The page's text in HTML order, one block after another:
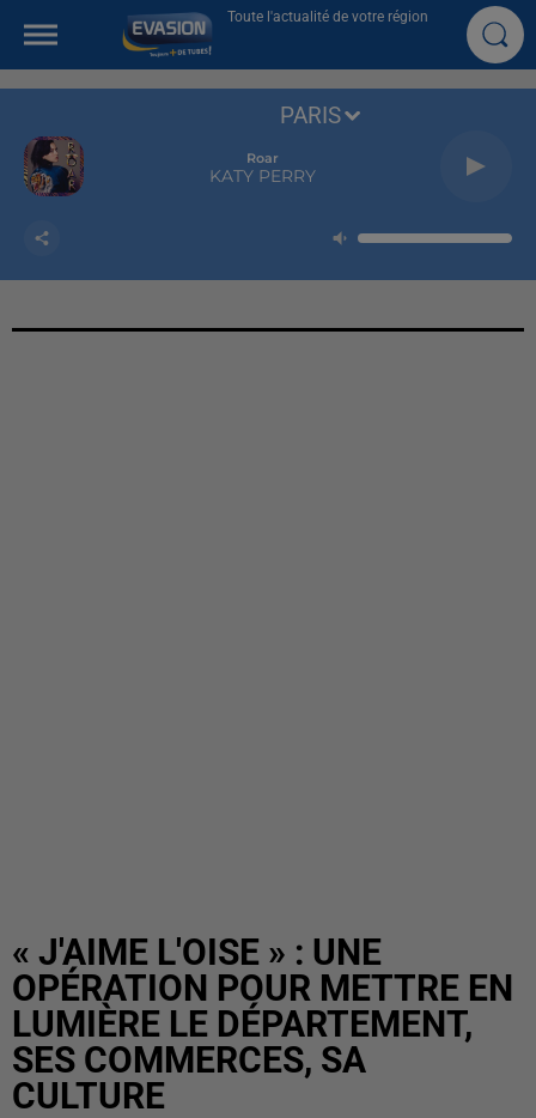
Toute l'actualité de votre région
Roar
KATY PERRY
PARIS
« J'AIME L'OISE » : UNE
OPÉRATION POUR METTRE EN
LUMIÈRE LE DÉPARTEMENT,
SES COMMERCES, SA
CULTURE